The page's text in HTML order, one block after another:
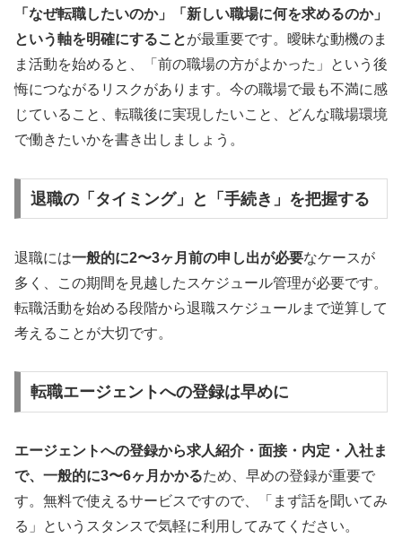
「なぜ転職したいのか」「新しい職場に何を求めるのか」
という軸を明確にすることが最重要です。曖昧な動機のま
ま活動を始めると、「前の職場の方がよかった」という後
悔につながるリスクがあります。今の職場で最も不満に感
じていること、転職後に実現したいこと、どんな職場環境
で働きたいかを書き出しましょう。
退職の「タイミング」と「手続き」を把握する
退職には一般的に2〜3ヶ月前の申し出が必要なケースが
多く、この期間を見越したスケジュール管理が必要です。
転職活動を始める段階から退職スケジュールまで逆算して
考えることが大切です。
転職エージェントへの登録は早めに
エージェントへの登録から求人紹介・面接・内定・入社ま
で、一般的に3〜6ヶ月かかるため、早めの登録が重要で
す。無料で使えるサービスですので、「まず話を聞いてみ
る」というスタンスで気軽に利用してみてください。